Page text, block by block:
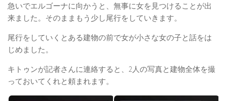
急いでエルゴーナに向かうと、無事に女を見つけることが出
来ました。そのままもう少し尾行をしていきます。
尾行をしていくとある建物の前で女が小さな女の子と話をは
じめました。
キトゥンが記者さんに連絡すると、2人の写真と建物全体を撮
っておいてくれと頼まれます。